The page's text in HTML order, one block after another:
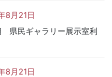
8月21日
県民ギャラリー展示室利
8月21日